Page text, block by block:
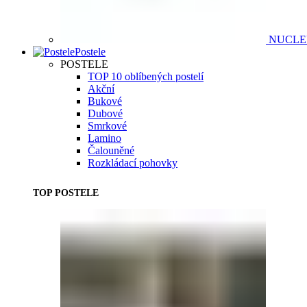
Postele
POSTELE
TOP 10 oblíbených postelí
Akční
Bukové
Dubové
Smrkové
Lamino
Čalouněné
Rozkládací pohovky
TOP POSTELE